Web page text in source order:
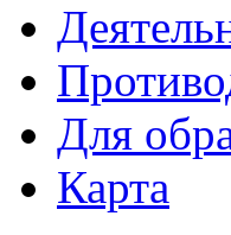
Для
Карта